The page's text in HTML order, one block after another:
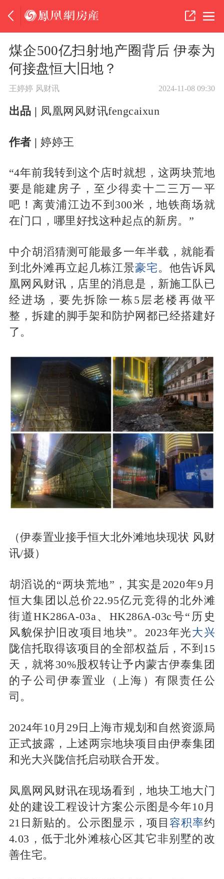
煤企500亿扫射地产圈背后 伊泰为
何接盘恒大旧地？
王婷婷 风财讯 2024-11-08 09:30
出品 | 凤凰网风财讯fengcaixun
作者 |婷婷王
“4年前我转到这个店时就想，这两块荒地
要是能建房子，至少得卖十二三万一平
吧！离黄浦江边不到300米，地铁商场就
在门口，哪里好找这种起点的新房。”
中介胡滔猜测可能最多一年半载，就能看
到北外滩再立起几栋江景豪宅。他告诉凤
凰网风财讯，店里的消息是，新施工队已
经进场，要先拆除一栋5层老楼再做平
整，拆建的脚手架和防护网都已经搭建好
了。
（伊泰置业接手恒大北外滩地块现状 风财
讯/摄）
‌胡滔说的“两块荒地”，其实是2020年9月
恒大集团以总价22.95亿元竞得的北外滩
街道HK286A-03a、HK286A-03c号“历史
风貌保护旧改项目地块”。2023年光大兴
陇信托取得该项目的全部权益后，不到15
天，就将30%股权转让予内蒙古伊泰集团
的子公司伊泰置业（上海）有限责任公
司。
2024年10月29日上海市规划和自然资源局
正式披露，上述两宗地块项目由伊泰集团
和光大兴陇信托启动联合开发。
凤凰网风财讯在现场看到，地块工地大门
处的建设工程设计方案公示图是今年10月
21日新贴的。公示图显示，项目 容积率约
4.03，低于北外滩核心区其它非别墅的改
善住宅。